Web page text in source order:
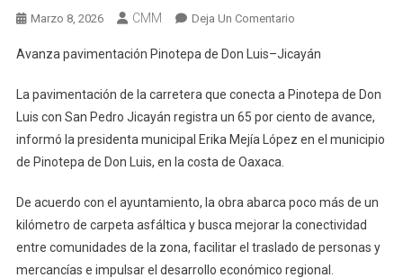
Marzo 8, 2026 CMM Deja Un ComentarioEn
Pavimentación
De
Don
Luis–
Avanza pavimentación Pinotepa de Don Luis–Jicayán
La pavimentación de la carretera que conecta a Pinotepa de Don
Luis con San Pedro Jicayán registra un 65 por ciento de avance,
informó la presidenta municipal Erika Mejía López en el municipio
de Pinotepa de Don Luis, en la costa de Oaxaca.
De acuerdo con el ayuntamiento, la obra abarca poco más de un
kilómetro de carpeta asfáltica y busca mejorar la conectividad
entre comunidades de la zona, facilitar el traslado de personas y
mercancías e impulsar el desarrollo económico regional.